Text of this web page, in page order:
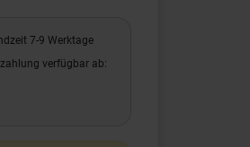
7-9 Werktage
verfügbar ab: